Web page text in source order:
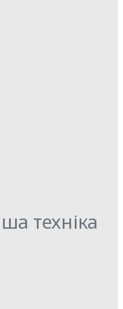
техніка